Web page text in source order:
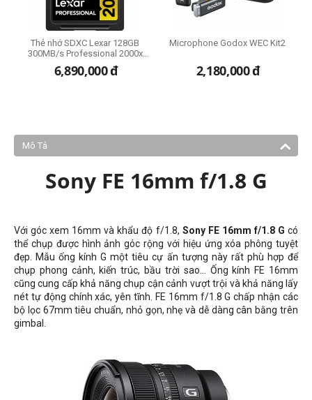
Thẻ nhớ SDXC Lexar 128GB
300MB/s Professional 2000x
UHS-II Gold Series
6,890,000đ
Microphone Godox WEC Kit2
2,180,000đ
Mô Tả
Sony FE 16mm f/1.8 G
Với góc xem 16mm và khẩu độ f/1.8, Sony FE 16mm f/1.8 G có
thể chụp được hình ảnh góc rộng với hiệu ứng xóa phông tuyệt
đẹp. Mẫu ống kính G một tiêu cự ấn tượng này rất phù hợp để
chụp phong cảnh, kiến ​​trúc, bầu trời sao... Ống kính FE 16mm
cũng cung cấp khả năng chụp cận cảnh vượt trội và khả năng lấy
nét tự động chính xác, yên tĩnh. FE 16mm f/1.8 G chấp nhận các
bộ lọc 67mm tiêu chuẩn, nhỏ gọn, nhẹ và dễ dàng cân bằng trên
gimbal.